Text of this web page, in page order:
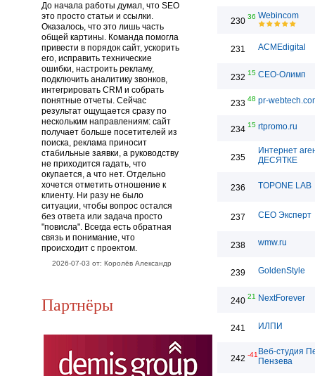
До начала работы думал, что SEO
это просто статьи и ссылки.
Оказалось, что это лишь часть
общей картины. Команда помогла
привести в порядок сайт, ускорить
его, исправить технические
ошибки, настроить рекламу,
подключить аналитику звонков,
интегрировать CRM и собрать
понятные отчеты. Сейчас
результат ощущается сразу по
нескольким направлениям: сайт
получает больше посетителей из
поиска, реклама приносит
стабильные заявки, а руководству
не приходится гадать, что
окупается, а что нет. Отдельно
хочется отметить отношение к
клиенту. Ни разу не было
ситуации, чтобы вопрос остался
без ответа или задача просто
"повисла". Всегда есть обратная
связь и понимание, что
происходит с проектом.
2026-07-03 от: Королёв Александр
Партнёры
230 36 Webincom
231 ACMEdigital
232 15 СЕО-Олимп
233 48 pr-
234 15 rtpromo.ru
235
Интернет
ДЕСЯТКЕ
236 TOPONE LAB
237 СЕО Эксперт
238 wmw.ru
239 GoldenStyle
240 21 NextForever
241 ИЛПИ
242 -41 Веб-студия
Пензева